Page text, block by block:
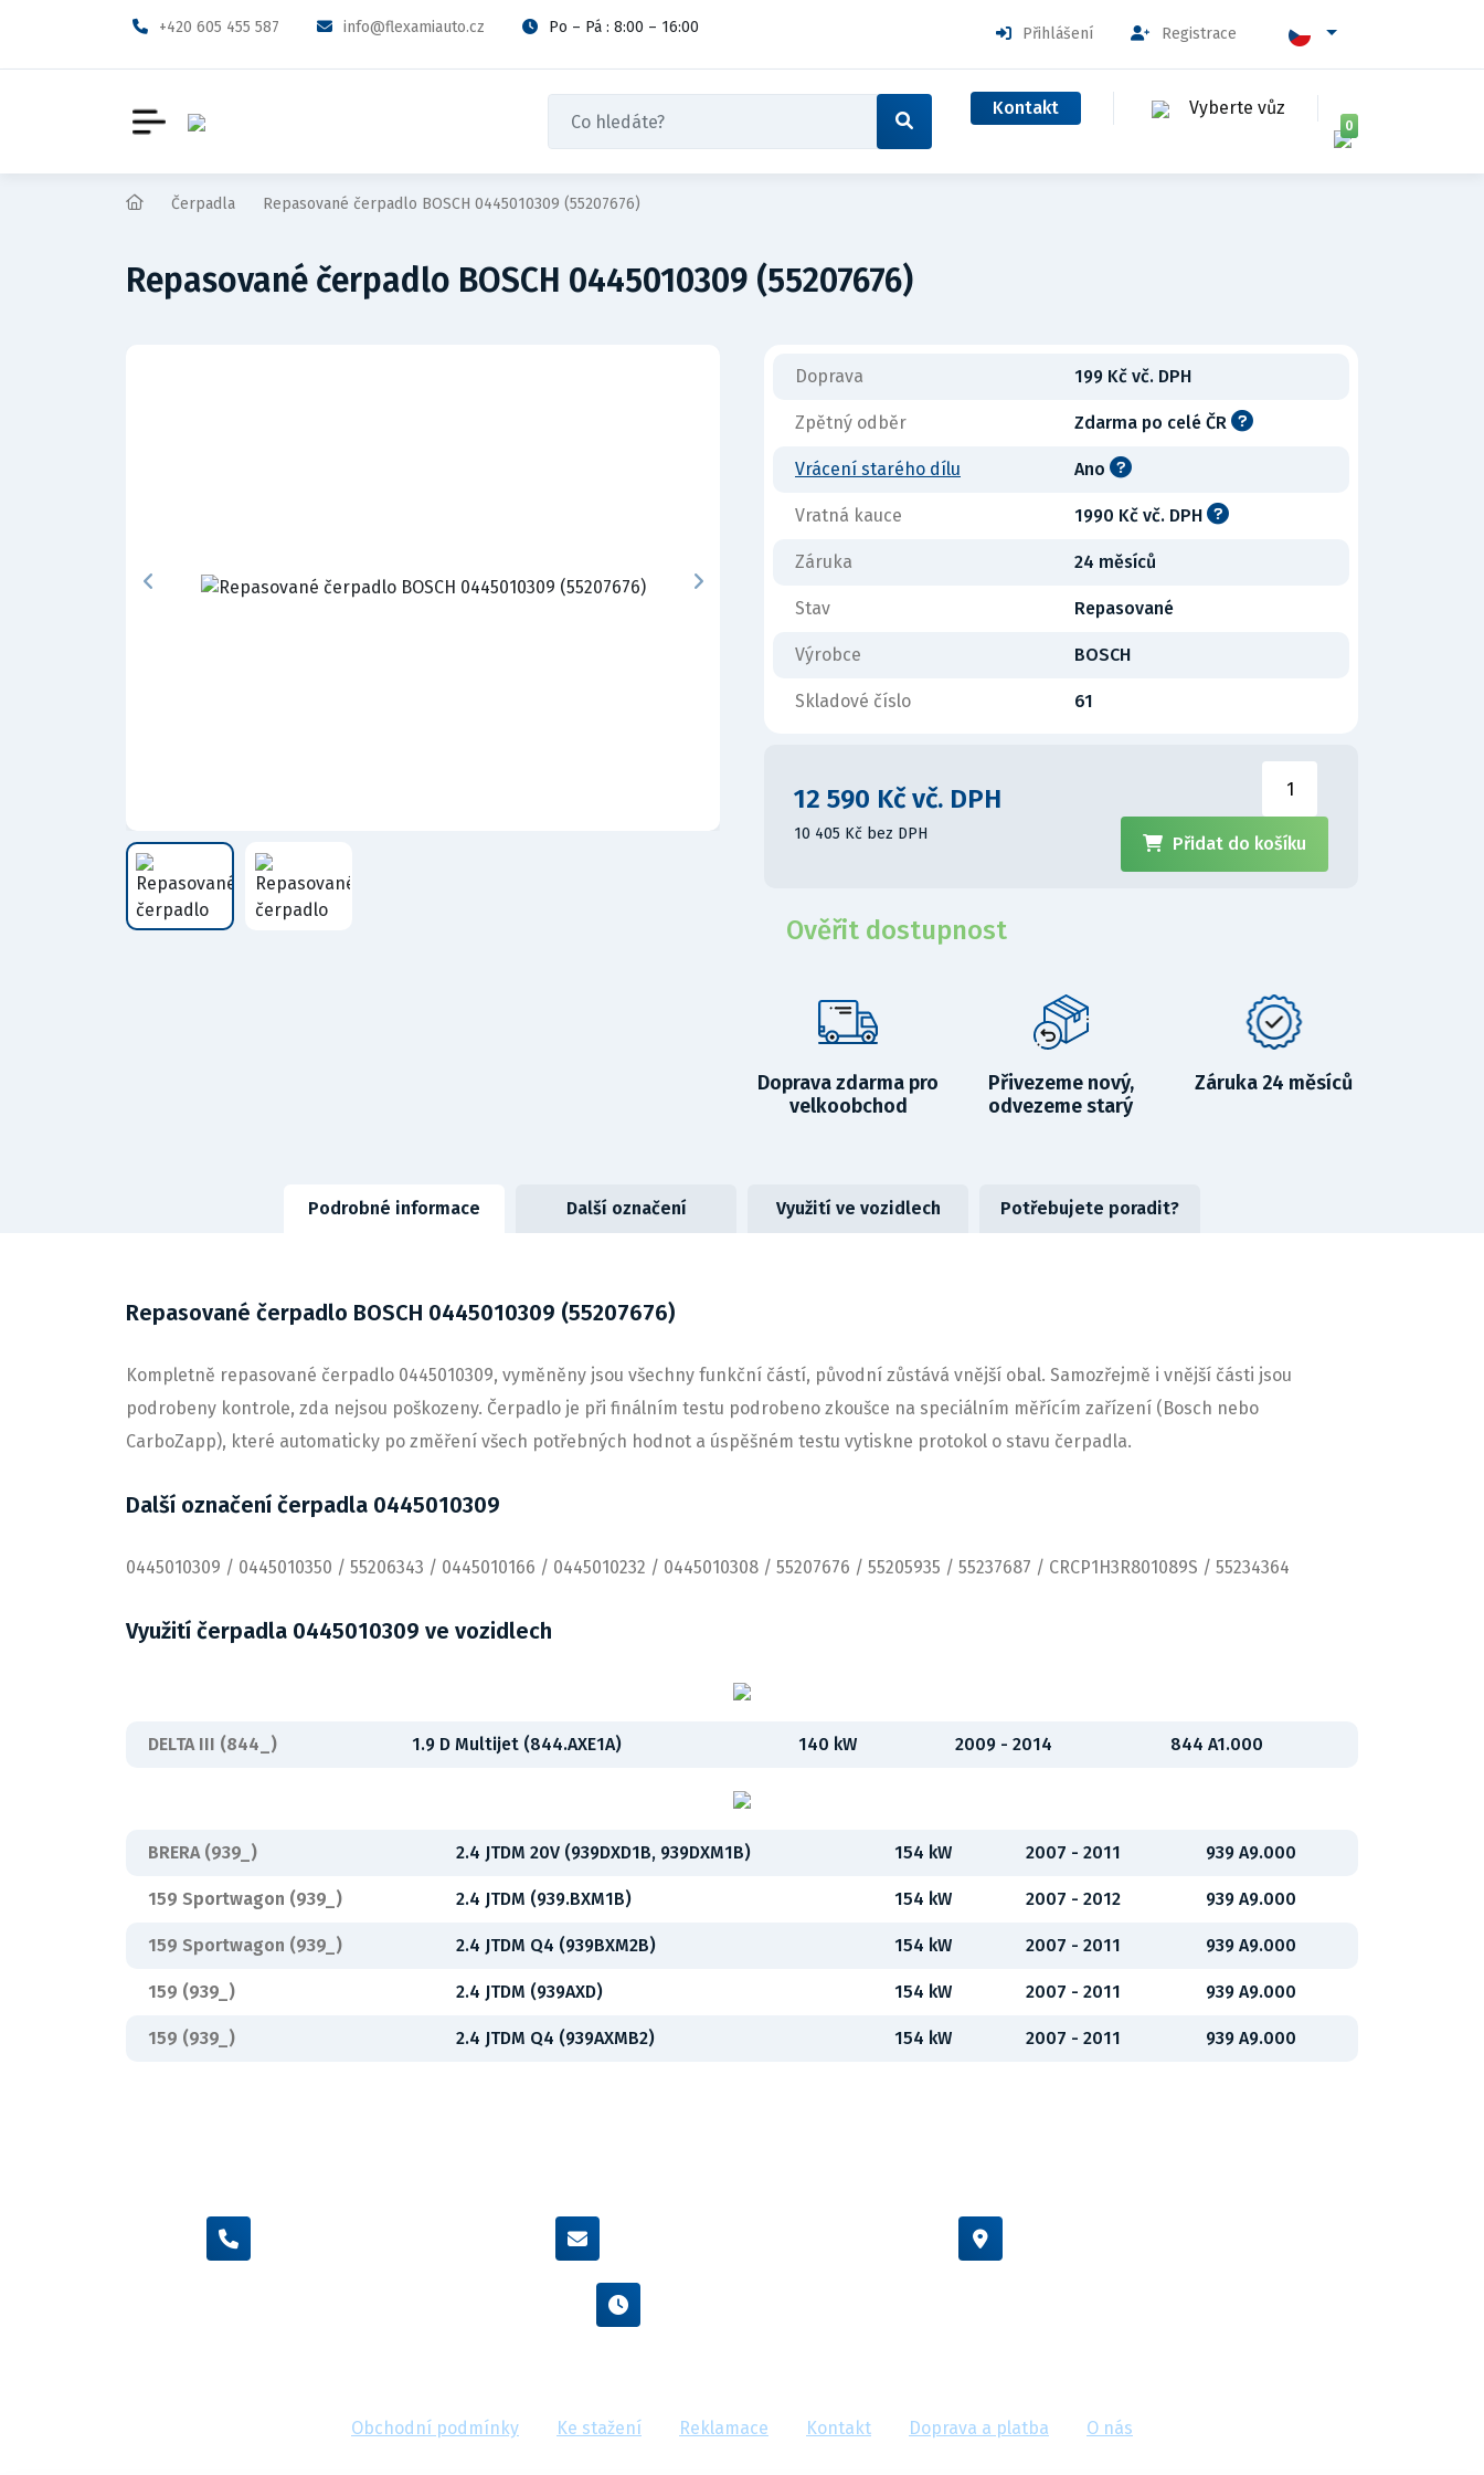
+420 605 455 587 info@flexamiauto.cz Po – Pá : 8:00 – 16:00 Přihlášení Registrace
Kontakt Vyberte vůz
0
Čerpadla Repasované čerpadlo BOSCH 0445010309 (55207676)
Repasované čerpadlo BOSCH 0445010309 (55207676)
Doprava 199 Kč vč. DPH
Zpětný odběr Zdarma po celé ČR
Vrácení starého dílu Ano
Vratná kauce 1990 Kč vč. DPH
Záruka 24 měsíců
Stav Repasované
Výrobce BOSCH
Skladové číslo 61
12 590 Kč vč. DPH
10 405 Kč bez DPH Přidat do košíku
Ověřit dostupnost
Doprava zdarma pro
velkoobchod
Přivezeme nový,
odvezeme starý
Záruka 24 měsíců
Podrobné informace Další označení Využití ve vozidlech Potřebujete poradit?
Repasované čerpadlo BOSCH 0445010309 (55207676)
Kompletně repasované čerpadlo 0445010309, vyměněny jsou všechny funkční částí, původní zůstává vnější obal. Samozřejmě i vnější části jsou
podrobeny kontrole, zda nejsou poškozeny. Čerpadlo je při finálním testu podrobeno zkoušce na speciálním měřícím zařízení (Bosch nebo
CarboZapp), které automaticky po změření všech potřebných hodnot a úspěšném testu vytiskne protokol o stavu čerpadla.
Další označení čerpadla 0445010309
0445010309 / 0445010350 / 55206343 / 0445010166 / 0445010232 / 0445010308 / 55207676 / 55205935 / 55237687 / CRCP1H3R801089S / 55234364
Využití čerpadla 0445010309 ve vozidlech
DELTA III (844_) 1.9 D Multijet (844.AXE1A) 140 kW 2009 - 2014 844 A1.000
BRERA (939_) 2.4 JTDM 20V (939DXD1B, 939DXM1B) 154 kW 2007 - 2011 939 A9.000
159 Sportwagon (939_) 2.4 JTDM (939.BXM1B) 154 kW 2007 - 2012 939 A9.000
159 Sportwagon (939_) 2.4 JTDM Q4 (939BXM2B) 154 kW 2007 - 2011 939 A9.000
159 (939_) 2.4 JTDM (939AXD) 154 kW 2007 - 2011 939 A9.000
159 (939_) 2.4 JTDM Q4 (939AXMB2) 154 kW 2007 - 2011 939 A9.000
Obchodní podmínky Ke stažení Reklamace Kontakt Doprava a platba O nás